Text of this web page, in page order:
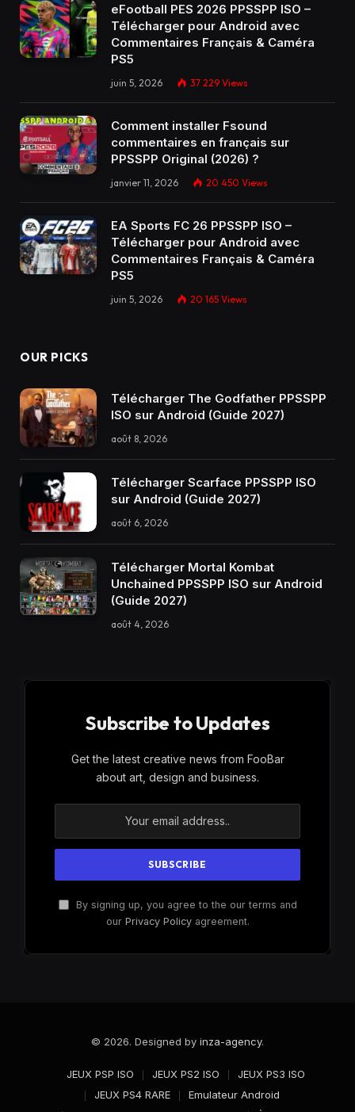
eFootball PES 2026 PPSSPP ISO –
Télécharger pour Android avec
Commentaires Français & Caméra
PS5
juin 5, 2026 37 229 Views
Comment installer Fsound
commentaires en français sur
PPSSPP Original (2026) ?
janvier 11, 2026 20 450 Views
EA Sports FC 26 PPSSPP ISO –
Télécharger pour Android avec
Commentaires Français & Caméra
PS5
juin 5, 2026 20 165 Views
OUR PICKS
Télécharger The Godfather PPSSPP
ISO sur Android (Guide 2027)
août 8, 2026
Télécharger Scarface PPSSPP ISO
sur Android (Guide 2027)
août 6, 2026
Télécharger Mortal Kombat
Unchained PPSSPP ISO sur Android
(Guide 2027)
août 4, 2026
Subscribe to Updates
Get the latest creative news from FooBar
about art, design and business.
By signing up, you agree to the our terms and
our Privacy Policyagreement.
© 2026. Designed by inza-agency.
JEUX PSP ISO JEUX PS2 ISO
JEUX PS3 ISO
JEUX PS4 RARE
Emulateur Android